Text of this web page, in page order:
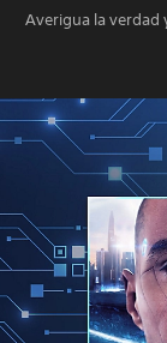
Averigua la verdad